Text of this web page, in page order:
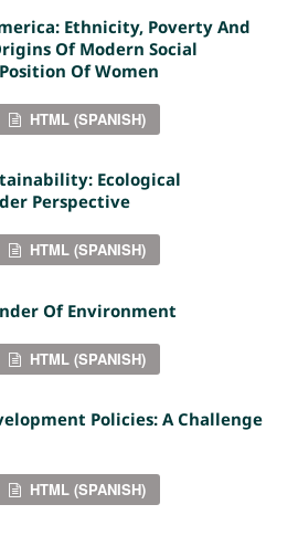
Ethnicity, Poverty And
Of Modern Social
Of Women
HTML (SPANISH)
Ecological
Perspective
HTML (SPANISH)
Of Environment
HTML (SPANISH)
Policies: A Challenge
HTML (SPANISH)